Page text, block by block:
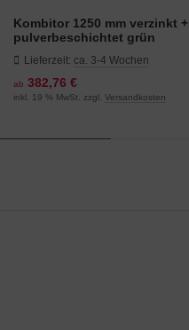
Kombitor 1250 mm verzinkt +
pulverbeschichtet grün
Lieferzeit: ca. 3-4 Wochen
ab 382,76 €
inkl. 19 % MwSt. zzgl. Versandkosten